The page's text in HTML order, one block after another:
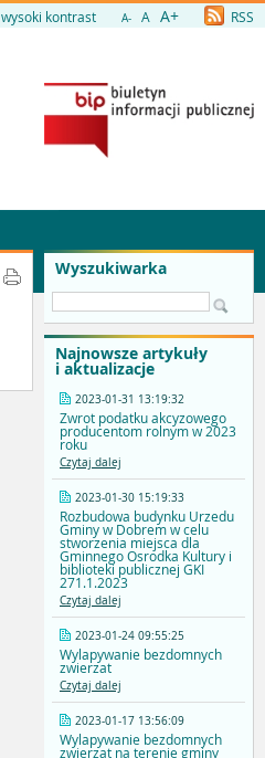
wysoki kontrast A- A A+ RSS
Wyszukiwarka
Najnowsze artykuły
i aktualizacje
2023-01-31 13:19:32
Zwrot podatku akcyzowego
producentom rolnym w 2023
roku
Czytaj dalej
2023-01-30 15:19:33
Rozbudowa budynku Urzedu
Gminy w Dobrem w celu
stworzenia miejsca dla
Gminnego Osrodka Kultury i
biblioteki publicznej GKI
271.1.2023
Czytaj dalej
2023-01-24 09:55:25
Wylapywanie bezdomnych
zwierzat
Czytaj dalej
2023-01-17 13:56:09
Wylapywanie bezdomnych
zwierzat na terenie gminy